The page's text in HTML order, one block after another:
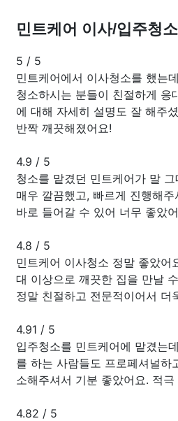
민트케어 이사/입주청소
5 / 5
민트케어에서 이사청소를 했는
청소하시는 분들이 친절하게 응
에 대해 자세히 설명도 잘 해주
반짝 깨끗해졌어요!
4.9 / 5
청소를 맡겼던 민트케어가 말
매우 깔끔했고, 빠르게 진행해
바로 들어갈 수 있어 너무 좋았
4.8 / 5
민트케어 이사청소 정말 좋았어
대 이상으로 깨끗한 집을 만날
정말 친절하고 전문적이어서 더
4.91 / 5
입주청소를 민트케어에 맡겼는
를 하는 사람들도 프로페셔널하
소해주셔서 기분 좋았어요. 적극
4.82 / 5